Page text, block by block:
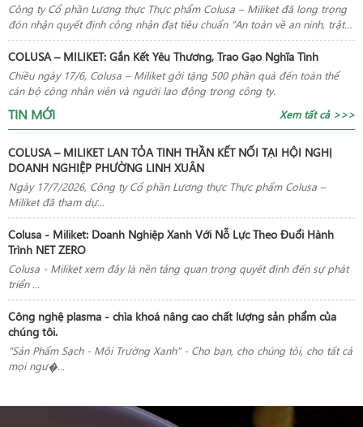
Công ty Cổ phần Lương thực Thực phẩm Colusa – Miliket đã long trọng
đón nhận quyết định công nhận đạt tiêu chuẩn “An toàn về an ninh, trật
tự” năm 2024 do Chủ tịch Ủy ban nhân dân TP.HCM trao tặng
COLUSA – MILIKET: Gắn Kết Yêu Thương, Trao Gạo Nghĩa Tình
Chiều ngày 17/6, Colusa – Miliket gởi tặng 500 phần quà đến toàn thể
cán bộ công nhân viên và người lao động trong công ty.
TIN MỚI Xem tất cả >>>
COLUSA – MILIKET LAN TỎA TINH THẦN KẾT NỐI TẠI HỘI NGHỊ
DOANH NGHIỆP PHƯỜNG LINH XUÂN
Ngày 17/7/2026, Công ty Cổ phần Lương thực Thực phẩm Colusa –
Miliket đã tham dự...
Colusa - Miliket: Doanh Nghiệp Xanh Với Nỗ Lực Theo Đuổi Hành
Trình NET ZERO
Colusa - Miliket xem đây là nền tảng quan trọng quyết định đến sự phát
triển ...
Công nghệ plasma - chìa khoá nâng cao chất lượng sản phẩm của
chúng tôi.
"Sản Phẩm Sạch - Môi Trường Xanh" - Cho bạn, cho chúng tôi, cho tất cả
mọi ngư�...